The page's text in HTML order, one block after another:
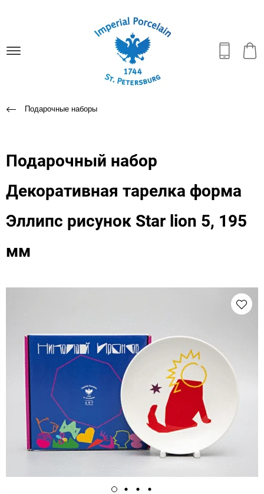
Подарочные наборы
Подарочный набор
Декоративная тарелка форма
Эллипс рисунок Star lion 5, 195
мм